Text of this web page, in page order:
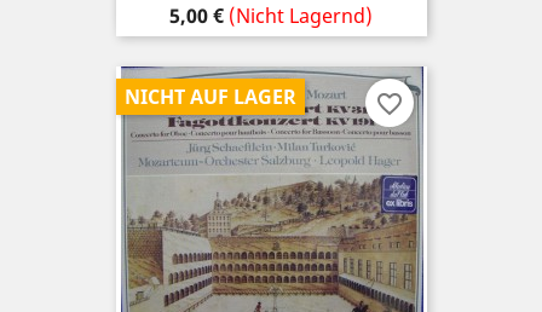
Preis
5,00 € (Nicht Lagernd)
NICHT AUF LAGER favorite_border